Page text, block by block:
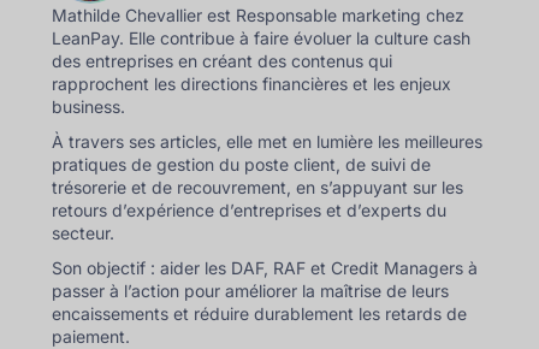
Mathilde Chevallier est Responsable marketing chez
LeanPay. Elle contribue à faire évoluer la culture cash
des entreprises en créant des contenus qui
rapprochent les directions financières et les enjeux
business.
À travers ses articles, elle met en lumière les meilleures
pratiques de gestion du poste client, de suivi de
trésorerie et de recouvrement, en s’appuyant sur les
retours d’expérience d’entreprises et d’experts du
secteur.
Son objectif : aider les DAF, RAF et Credit Managers à
passer à l’action pour améliorer la maîtrise de leurs
encaissements et réduire durablement les retards de
paiement.